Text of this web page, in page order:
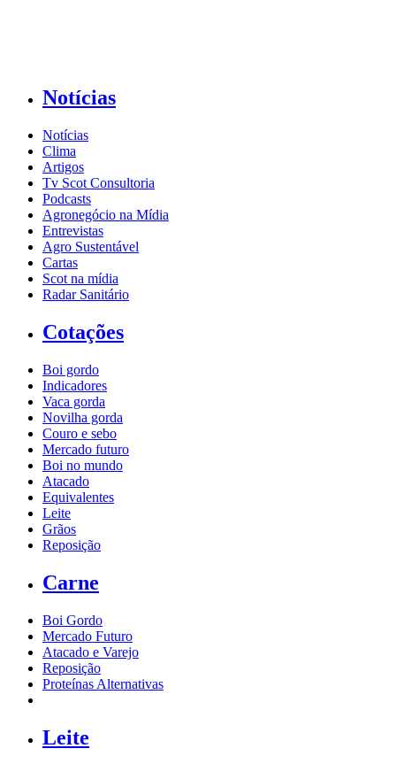
Notícias
Notícias
Clima
Artigos
Tv Scot Consultoria
Podcasts
Agronegócio na Mídia
Entrevistas
Agro Sustentável
Cartas
Scot na mídia
Radar Sanitário
Cotações
Boi gordo
Indicadores
Vaca gorda
Novilha gorda
Couro e sebo
Mercado futuro
Boi no mundo
Atacado
Equivalentes
Leite
Grãos
Reposição
Carne
Boi Gordo
Mercado Futuro
Atacado e Varejo
Reposição
Proteínas Alternativas
Leite